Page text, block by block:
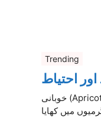
Trending
احتیاط
خوبانی (Apricot) ایک نہایت صحت بخش اور
میں کھایا